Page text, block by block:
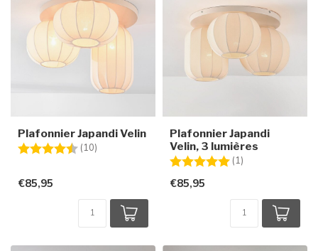
Plafonnier Japandi Velin
Note:
(10)
€85,95
Plafonnier Japandi
Velin, 3 lumières
Note:
(1)
€85,95